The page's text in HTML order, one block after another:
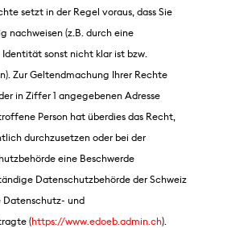
setzt in der Regel voraus, dass Sie
nachweisen (z.B. durch eine
Identität sonst nicht klar ist bzw.
Zur Geltendmachung Ihrer Rechte
in Ziffer 1 angegebenen Adresse
Person hat überdies das Recht,
durchzusetzen oder bei der
eine Beschwerde
Datenschutzbehörde der Schweiz
Datenschutz- und
(https://www.edoeb.admin.ch).